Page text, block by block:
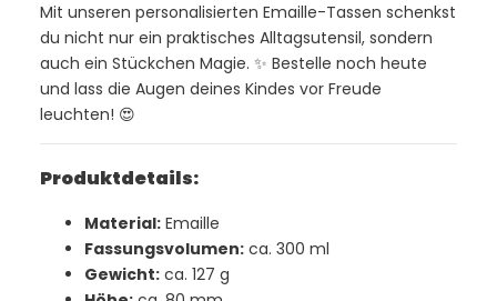
Mit unseren personalisierten Emaille-Tassen schenkst
du nicht nur ein praktisches Alltagsutensil, sondern
auch ein Stückchen Magie. ✨ Bestelle noch heute
und lass die Augen deines Kindes vor Freude
leuchten! 😍
Produktdetails:
Material: Emaille
Fassungsvolumen: ca. 300 ml
Gewicht: ca. 127 g